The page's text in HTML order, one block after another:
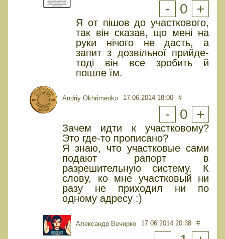
- 0 +
Я от пішов до участкового,
так він сказав, що мені на
руки нічого не дасть, а
запит з дозвільної прийде-
тоді він все зробить й
пошле їм.
Andriy Okhrimenko 17.06.2014 18:00 #
- 0 +
Зачем идти к участковому?
Это где-то прописано?
Я знаю, что участковые сами
подают рапорт в
разрешительную систему. К
слову, ко мне участковый ни
разу не приходил ни по
одному адресу :)
Александр Вечирко 17.06.2014 20:38 #